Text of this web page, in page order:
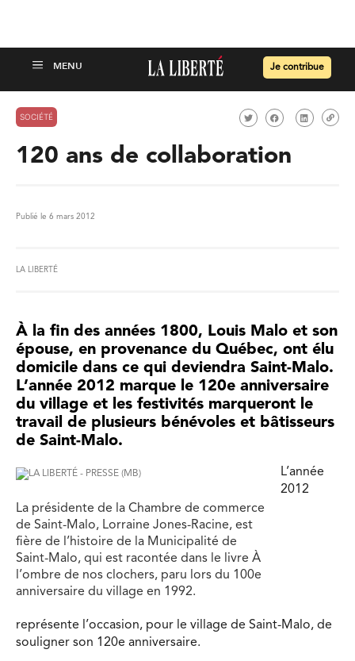
Je contribue
SOCIÉTÉ
120 ans de collaboration
Publié le 6 mars 2012
LA LIBERTÉ
À la fin des années 1800, Louis Malo et son
épouse, en provenance du Québec, ont élu
domicile dans ce qui deviendra Saint-Malo.
L’année 2012 marque le 120e anniversaire
du village et les festivités marqueront le
travail de plusieurs bénévoles et bâtisseurs
de Saint-Malo.
La présidente de la Chambre de commerce
de Saint-Malo, Lorraine Jones-Racine, est
fière de l’histoire de la Municipalité de
Saint-Malo, qui est racontée dans le livre À
l’ombre de nos clochers, paru lors du 100e
anniversaire du village en 1992.
L’année
2012
représente l’occasion, pour le village de Saint-Malo, de
souligner son 120e anniversaire.